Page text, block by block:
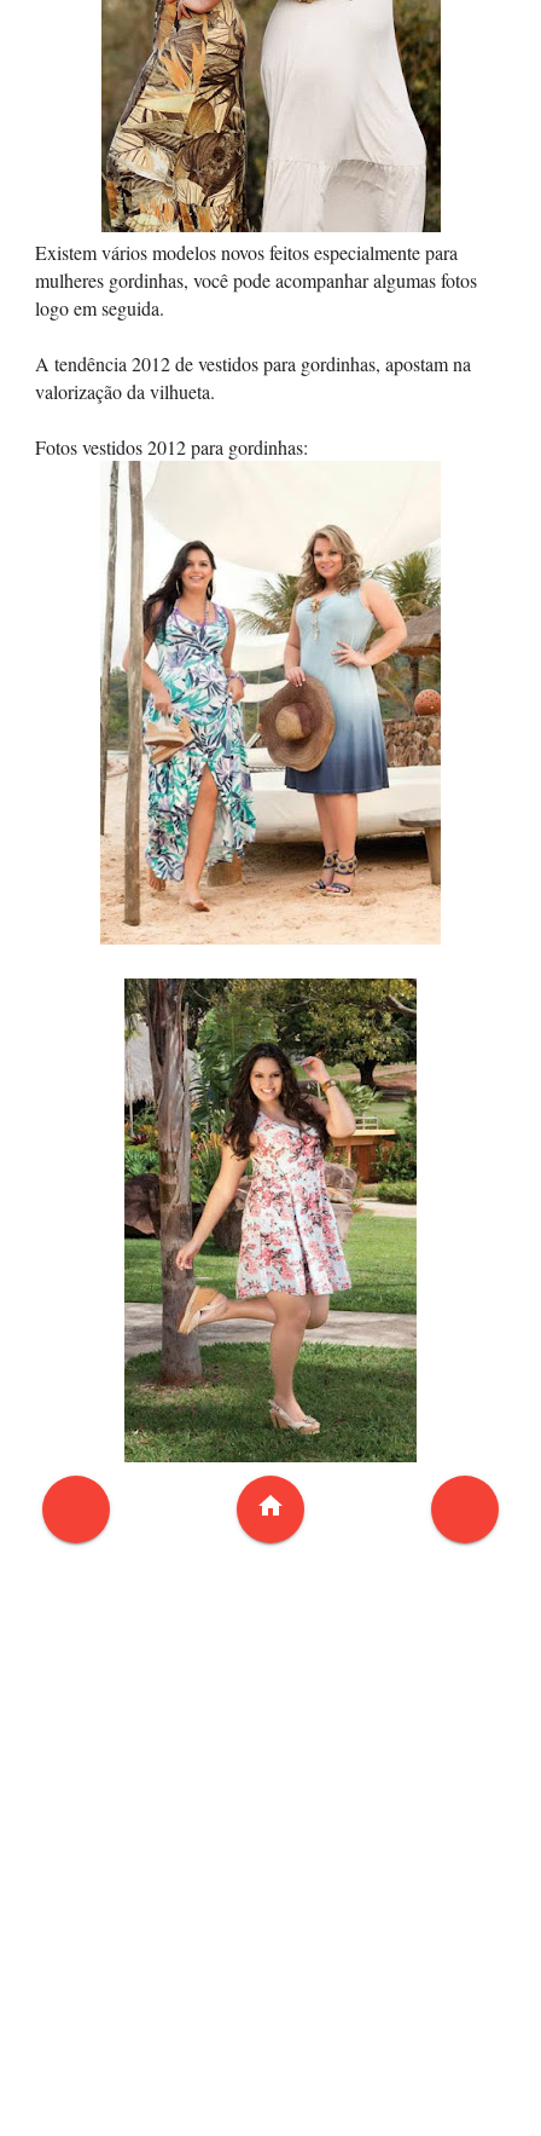
Existem vários modelos novos feitos especialmente para
mulheres gordinhas, você pode acompanhar algumas fotos
logo em seguida.
A tendência 2012 de vestidos para gordinhas, apostam na
valorização da vilhueta.
Fotos vestidos 2012 para gordinhas: